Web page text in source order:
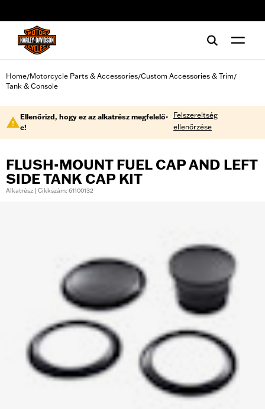
Home/Motorcycle Parts & Accessories/Custom Accessories & Trim/
Tank & Console
Ellenőrizd, hogy ez az alkatrész megfelelő-
e!
Felszereltség
ellenőrzése
FLUSH-MOUNT FUEL CAP AND LEFT
SIDE TANK CAP KIT
Alkatrész | Cikkszám: 61100132